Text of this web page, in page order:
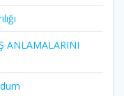
ANLAMALARINI